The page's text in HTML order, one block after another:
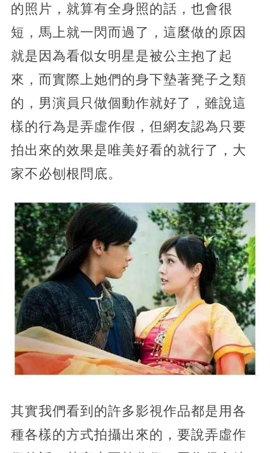
的照片，就算有全身照的話，也會很
短，馬上就一閃而過了，這麼做的原因
就是因為看似女明星是被公主抱了起
來，而實際上她們的身下墊著凳子之類
的，男演員只做個動作就好了，雖說這
樣的行為是弄虛作假，但網友認為只要
拍出來的效果是唯美好看的就行了，大
家不必刨根問底。
其實我們看到的許多影視作品都是用各
種各樣的方式拍攝出來的，要說弄虛作